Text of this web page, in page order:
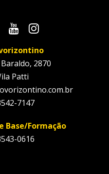
2870
Patti
7147
Base/Formação
0616